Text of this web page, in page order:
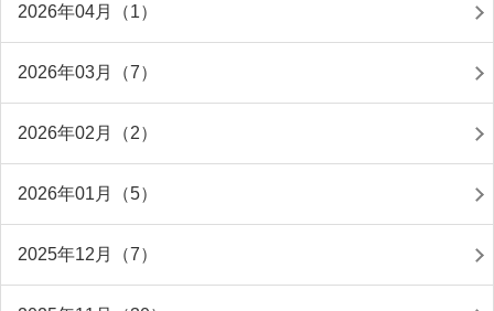
2026年04月（1）
2026年03月（7）
2026年02月（2）
2026年01月（5）
2025年12月（7）